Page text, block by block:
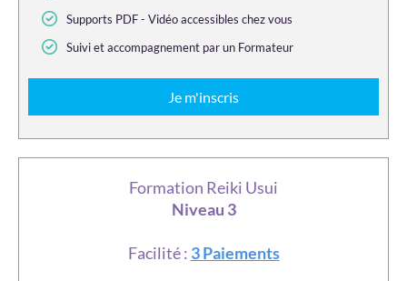
Supports PDF - Vidéo accessibles chez vous
Suivi et accompagnement par un Formateur
Je m'inscris
Formation Reiki Usui
Niveau 3
Facilité : 3 Paiements